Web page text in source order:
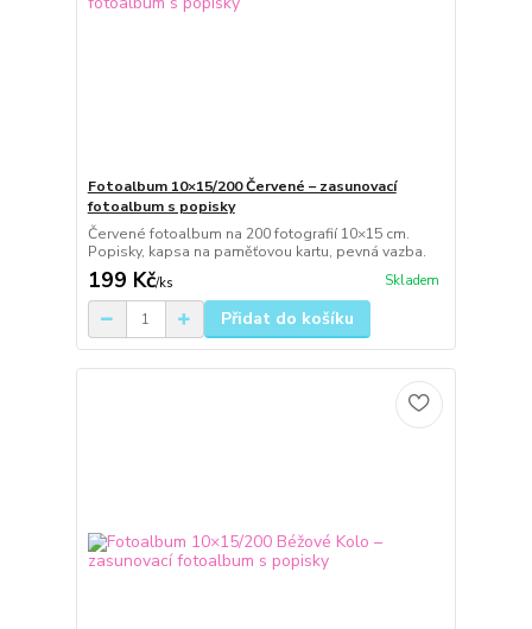
Fotoalbum 10×15/200 Červené – zasunovací
fotoalbum s popisky
Červené fotoalbum na 200 fotografií 10×15 cm.
Popisky, kapsa na paměťovou kartu, pevná vazba.
199 Kč/ks Skladem
Přidat do košíku